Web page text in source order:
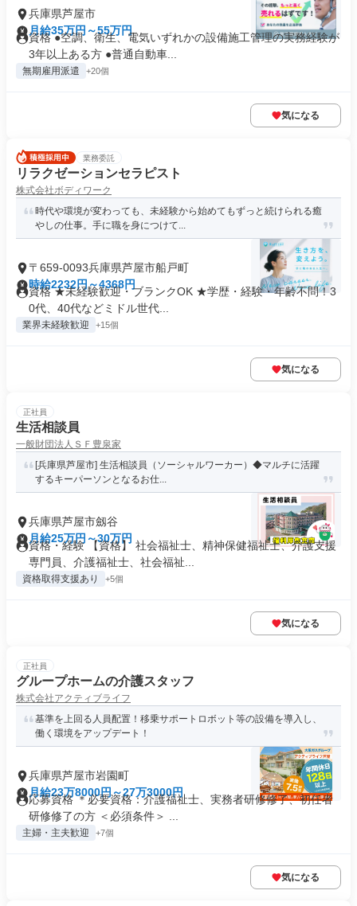
兵庫県芦屋市
月給35万円～55万円
資格 ●空調、衛生、電気いずれかの設備施工管理の実務経験が
3年以上ある方 ●普通自動車...
無期雇用派遣 +20個
気になる
業務委託
リラクゼーションセラピスト
株式会社ボディワーク
時代や環境が変わっても、未経験から始めてもずっと続けられる癒
やしの仕事。手に職を身につけて...
〒659-0093兵庫県芦屋市船戸町
時給2232円～4368円
資格 ★未経験歓迎・ブランクOK ★学歴・経験・年齢不問！3
0代、40代などミドル世代...
業界未経験歓迎 +15個
気になる
正社員
生活相談員
一般財団法人ＳＦ豊泉家
[兵庫県芦屋市] 生活相談員（ソーシャルワーカー）◆マルチに活躍
するキーパーソンとなるお仕...
兵庫県芦屋市劔谷
月給25万円～30万円
資格・経験 【資格】 社会福祉士、精神保健福祉士、介護支援
専門員、介護福祉士、社会福祉...
資格取得支援あり +5個
気になる
正社員
グループホームの介護スタッフ
株式会社アクティブライフ
基準を上回る人員配置！移乗サポートロボット等の設備を導入し、
働く環境をアップデート！
兵庫県芦屋市岩園町
月給23万8000円～27万3000円
応募資格 ＊必要資格：介護福祉士、実務者研修修了、初任者
研修修了の方 ＜必須条件＞ ...
主婦・主夫歓迎 +7個
気になる